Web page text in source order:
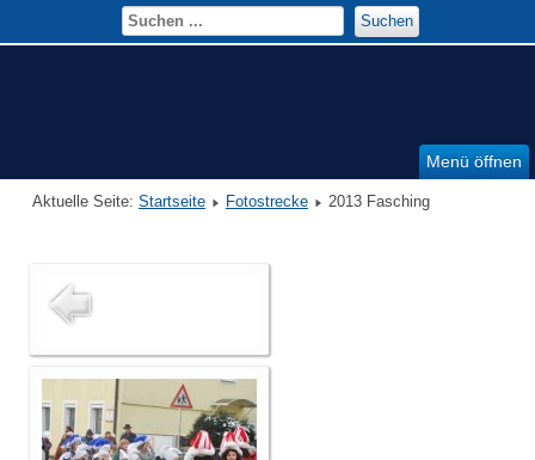
Menü öffnen
Suchen
Aktuelle Seite: Startseite Fotostrecke 2013 Fasching